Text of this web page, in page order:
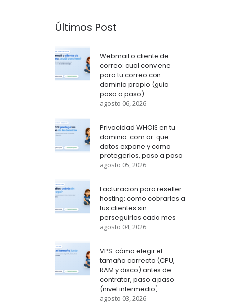
Últimos Post
Webmail o cliente de
correo: cual conviene
para tu correo con
dominio propio (guia
paso a paso)
agosto 06, 2026
Privacidad WHOIS en tu
dominio .com.ar: que
datos expone y como
protegerlos, paso a paso
agosto 05, 2026
Facturacion para reseller
hosting: como cobrarles a
tus clientes sin
perseguirlos cada mes
agosto 04, 2026
VPS: cómo elegir el
tamaño correcto (CPU,
RAM y disco) antes de
contratar, paso a paso
(nivel intermedio)
agosto 03, 2026